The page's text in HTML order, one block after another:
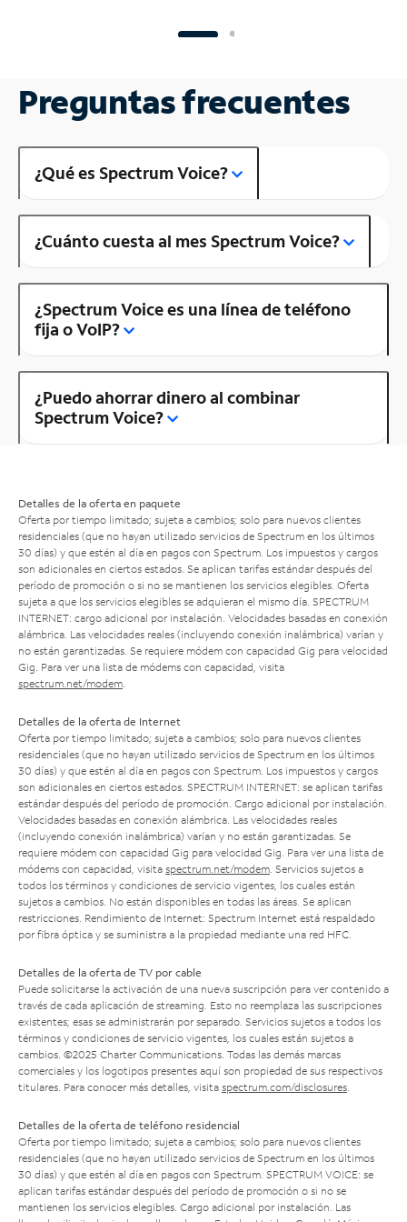
Preguntas frecuentes
¿Qué es Spectrum Voice?
¿Cuánto cuesta al mes Spectrum Voice?
¿Spectrum Voice es una línea de teléfono
fija o VoIP?
¿Puedo ahorrar dinero al combinar
Spectrum Voice?
Detalles de la oferta en paquete
Oferta por tiempo limitado; sujeta a cambios; solo para nuevos clientes
residenciales (que no hayan utilizado servicios de Spectrum en los últimos
30 días) y que estén al día en pagos con Spectrum. Los impuestos y cargos
son adicionales en ciertos estados. Se aplican tarifas estándar después del
período de promoción o si no se mantienen los servicios elegibles. Oferta
sujeta a que los servicios elegibles se adquieran el mismo día. SPECTRUM
INTERNET: cargo adicional por instalación. Velocidades basadas en conexión
alámbrica. Las velocidades reales (incluyendo conexión inalámbrica) varían y
no están garantizadas. Se requiere módem con capacidad Gig para velocidad
Gig. Para ver una lista de módems con capacidad, visita
spectrum.net/modem
Detalles de la oferta de Internet
Oferta por tiempo limitado; sujeta a cambios; solo para nuevos clientes
residenciales (que no hayan utilizado servicios de Spectrum en los últimos
30 días) y que estén al día en pagos con Spectrum. Los impuestos y cargos
son adicionales en ciertos estados. SPECTRUM INTERNET: se aplican tarifas
estándar después del período de promoción. Cargo adicional por instalación.
Velocidades basadas en conexión alámbrica. Las velocidades reales
(incluyendo conexión inalámbrica) varían y no están garantizadas. Se
requiere módem con capacidad Gig para velocidad Gig. Para ver una lista de
módems con capacidad, visita spectrum.net/modem . Servicios sujetos a
todos los términos y condiciones de servicio vigentes, los cuales están
sujetos a cambios. No están disponibles en todas las áreas. Se aplican
restricciones. Rendimiento de Internet: Spectrum Internet está respaldado
por fibra óptica y se suministra a la propiedad mediante una red HFC.
Detalles de la oferta de TV por cable
Puede solicitarse la activación de una nueva suscripción para ver contenido a
través de cada aplicación de streaming. Esto no reemplaza las suscripciones
existentes; esas se administrarán por separado. Servicios sujetos a todos los
términos y condiciones de servicio vigentes, los cuales están sujetos a
cambios. ©2025 Charter Communications. Todas las demás marcas
comerciales y los logotipos presentes aquí son propiedad de sus respectivos
titulares. Para conocer más detalles, visita spectrum.com/disclosures
Detalles de la oferta de teléfono residencial
Oferta por tiempo limitado; sujeta a cambios; solo para nuevos clientes
residenciales (que no hayan utilizado servicios de Spectrum en los últimos
30 días) y que estén al día en pagos con Spectrum. SPECTRUM VOICE: se
aplican tarifas estándar después del período de promoción o si no se
mantienen los servicios elegibles. Cargo adicional por instalación. Las